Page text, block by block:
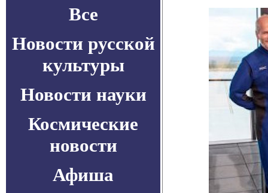
Все
Новости русской
культуры
Новости науки
Космические
новости
Афиша